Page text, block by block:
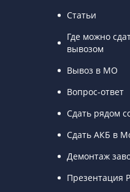
Статьи
Где можно
вывозом
Вывоз в МО
Вопрос-ответ
Сдать рядом
Сдать АКБ в
Демонтаж
Презентация